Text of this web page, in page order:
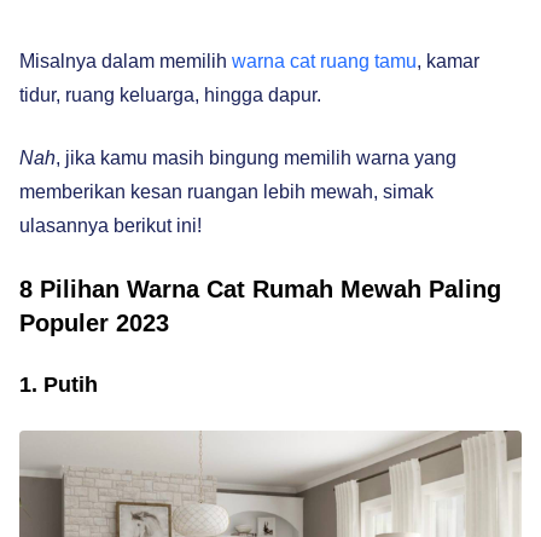
Misalnya dalam memilih warna cat ruang tamu, kamar
tidur, ruang keluarga, hingga dapur.
Nah, jika kamu masih bingung memilih warna yang
memberikan kesan ruangan lebih mewah, simak
ulasannya berikut ini!
8 Pilihan Warna Cat Rumah Mewah Paling
Populer 2023
1. Putih